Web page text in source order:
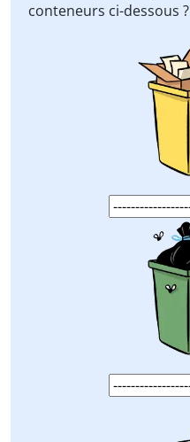
conteneurs ci-dessous ?